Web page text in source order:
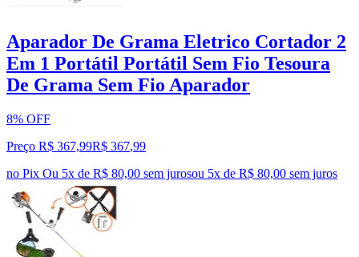
Aparador De Grama Eletrico Cortador 2
Em 1 Portátil Portátil Sem Fio Tesoura
De Grama Sem Fio Aparador
8% OFF
Preço R$ 367,99R$ 367,99
no Pix Ou 5x de R$ 80,00 sem jurosou 5x de R$ 80,00 sem juros